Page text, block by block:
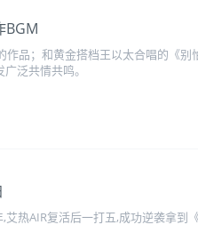
BGM
品；和黄金搭档王以太合唱的《
泛共情共鸣。
热AIR复活后一打五,成功逆袭拿到